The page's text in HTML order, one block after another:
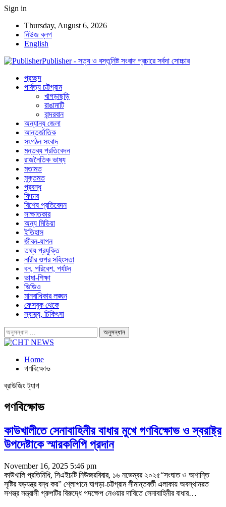
Sign in
Thursday, August 6, 2026
নিউজ ব্লগ
English
Publisher - সত্য ও বস্তুনিষ্ট সংবাদ প্রচারে সর্বদা সোচ্চার
প্রচ্ছদ
পার্বত্য চট্টগ্রাম
খাগড়াছড়ি
রাঙামাটি
বান্দরবান
অন্যান্য জেলা
আন্তর্জাতিক
সংগঠন সংবাদ
মন্তব্য প্রতিবেদন
রাজনৈতিক ভাষ্য
মতামত
মুক্তমত
প্রবন্ধ
ফিচার
বিশেষ প্রতিবেদন
সাক্ষাতকার
অন্য মিডিয়া
ইতিহাস
জীবন-যাপন
তথ্য প্রযুক্তি
নারীর ওপর সহিংসতা
বন, পরিবেশ, পর্যটন
ভাষা-শিক্ষা
ভিডিও
মানবাধিকার লঙ্ঘন
ফেসবুক থেকে
স্বাস্থ্য, চিকিৎসা
Home
গণবিক্ষোভ
ব্রাউজিং ট্যাগ
গণবিক্ষোভ
কাউখালীতে সেনাবাহিনীর বাধার মুখে গণবিক্ষোভ ও স্বরাষ্ট্র
উপদেষ্টাকে স্মারকলিপি প্রদান
November 16, 2025 5:46 pm
কাউখালি প্রতিনিধি, সিএইচটি নিউজরবিবার, ১৬ নভেম্বর ২০২৫“সংঘাত ও অশান্তি
সৃষ্টির ষড়যন্ত্র বন্ধ কর” শ্লোগানে ঘাগড়া-চট্টগ্রাম সীমান্তবর্তী এলাকায় অবস্থানরত
সশস্ত্র সন্ত্রাসী গ্রুপটির বিরুদ্ধে পদক্ষেপ নেওয়ার দাবিতে সেনাবাহিনীর বাধার…